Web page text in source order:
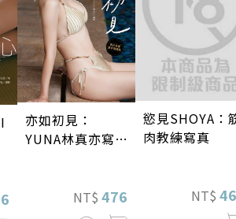
亦如初見：
YUNA林真亦寫
NT$ 476
慾見SHOYA：
肉教練寫真
NT$